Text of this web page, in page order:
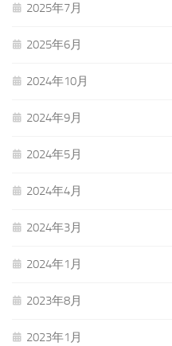
2025年7月
2025年6月
2024年10月
2024年9月
2024年5月
2024年4月
2024年3月
2024年1月
2023年8月
2023年1月